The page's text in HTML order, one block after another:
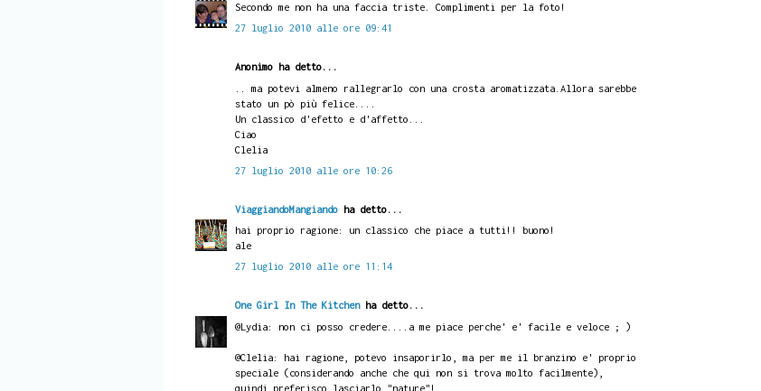
Secondo me non ha una faccia triste. Complimenti per la foto!
27 luglio 2010 alle ore 09:41
Anonimo ha detto...
.. ma potevi almeno rallegrarlo con una crosta aromatizzata.Allora sarebbe
stato un pò più felice....
Un classico d'efetto e d'affetto...
Ciao
Clelia
27 luglio 2010 alle ore 10:26
ViaggiandoMangiandoha detto...
hai proprio ragione: un classico che piace a tutti!! buono!
ale
27 luglio 2010 alle ore 11:14
One Girl In The Kitchenha detto...
@Lydia: non ci posso credere....a me piace perche' e' facile e veloce ; )
@Clelia: hai ragione, potevo insaporirlo, ma per me il branzino e' proprio
speciale (considerando anche che qui non si trova molto facilmente),
quindi preferisco lasciarlo "nature"!